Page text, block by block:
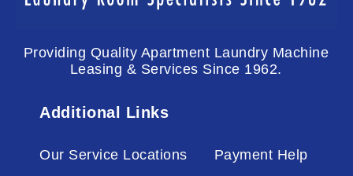
Providing Quality Apartment Laundry Machine
Leasing & Services Since 1962.
Additional Links
Our Service Locations Payment Help